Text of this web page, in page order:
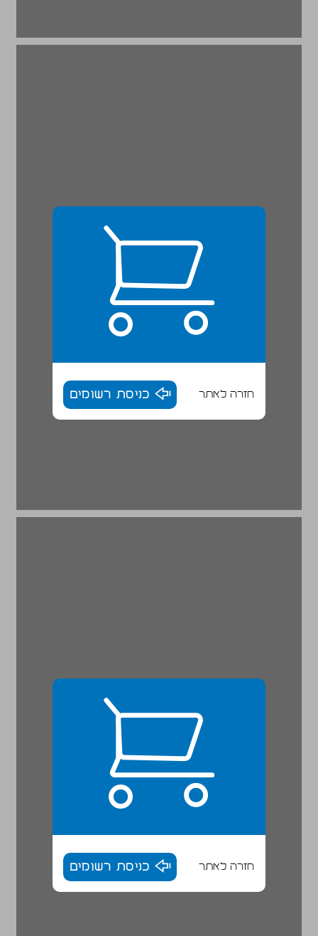
חזרה לאתר כניסת רשומים
8. התחום הציבורי של החברה הסקטוריאלית ... 19
חזרה לאתר כניסת רשומים